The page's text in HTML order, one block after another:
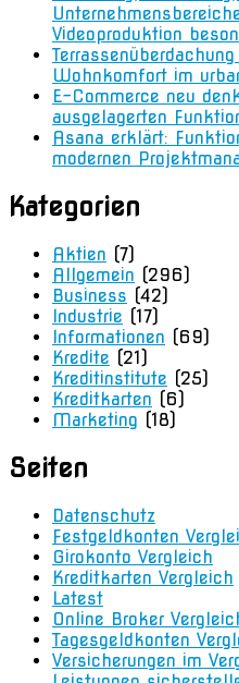
Videoproduktion
Wohnkomfort im
E-Commerce neu
ausgelagerten
Asana erklärt:
modernen
Kategorien
Aktien (7)
Allgemein (296)
Business (42)
Industrie (17)
Informationen (69)
Kredite (21)
Kreditinstitute (25)
Kreditkarten (6)
Marketing (18)
Seiten
Datenschutz
Festgeldkonten
Girokonto Vergleich
Kreditkarten Vergleich
Latest
Online Broker
Tagesgeldkonten
Versicherungen im